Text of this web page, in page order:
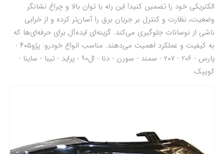
الکتریکی خود را تضمین کنید! این رله با توان بالا و چراغ نشانگر
وضعیت، نظارت و کنترل بر جریان برق را آسان‌تر کرده و از خرابی
ناشی از نوسانات جلوگیری می‌کند. گزینه‌ای ایده‌آل برای حرفه‌ای‌ها که
به کیفیت و عملکرد اهمیت می‌دهند. مناسب انواع خودرو: پژو۴۰۵ -
پارس - ۲۰۶ - ۲۰۷ - سمند - سورن - دنا - ال۹۰ - پراید - تیبا - ساینا -
کوییک